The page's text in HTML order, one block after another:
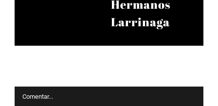
Hermanos
Larrinaga
Comentar